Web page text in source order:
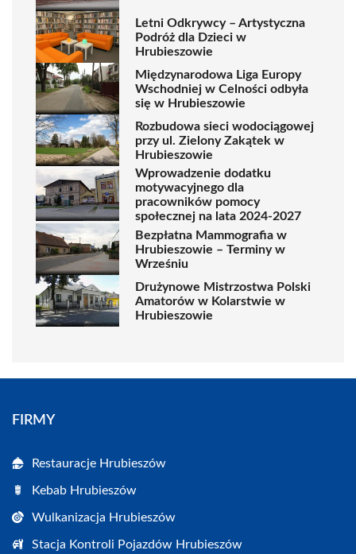
Letni Odkrywcy – Artystyczna
Podróż dla Dzieci w
Hrubieszowie
Międzynarodowa Liga Europy
Wschodniej w Celności odbyła
się w Hrubieszowie
Rozbudowa sieci wodociągowej
przy ul. Zielony Zakątek w
Hrubieszowie
Wprowadzenie dodatku
motywacyjnego dla
pracowników pomocy
społecznej na lata 2024-2027
Bezpłatna Mammografia w
Hrubieszowie – Terminy w
Wrześniu
Drużynowe Mistrzostwa Polski
Amatorów w Kolarstwie w
Hrubieszowie
FIRMY
Restauracje Hrubieszów
Kebab Hrubieszów
Wulkanizacja Hrubieszów
Stacja Kontroli Pojazdów Hrubieszów